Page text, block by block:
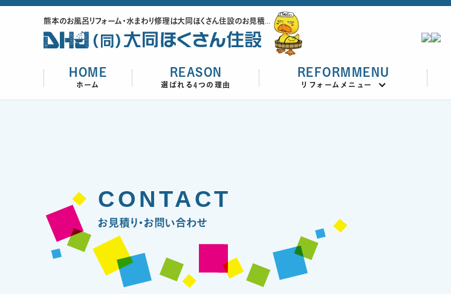
HOME
ホーム
REASON
選ばれる4つの理由
REFORMMENU
リフォームメニュー
介護リフォーム
CONTACT
お見積り・お問い合わせ